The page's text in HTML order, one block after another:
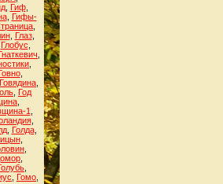
, Гиф,
, Гифы-
, Глаз,
Глобус
,
Говядина
Год
1
,
, Голда,
,
Гомо